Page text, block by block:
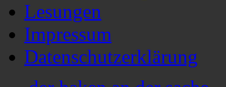
Lesungen
Impressum
Datenschutzerklärung